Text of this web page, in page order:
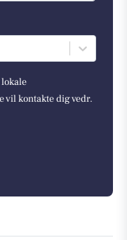
vil kontakte dig vedr.